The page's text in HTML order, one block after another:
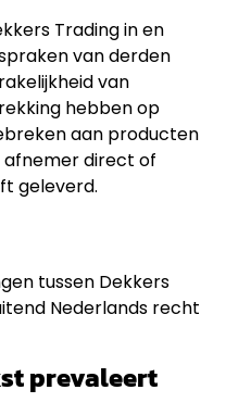
Trading in en
van derden
van
hebben op
aan producten
afnemer direct of
geleverd.
tussen Dekkers
Nederlands recht
prevaleert